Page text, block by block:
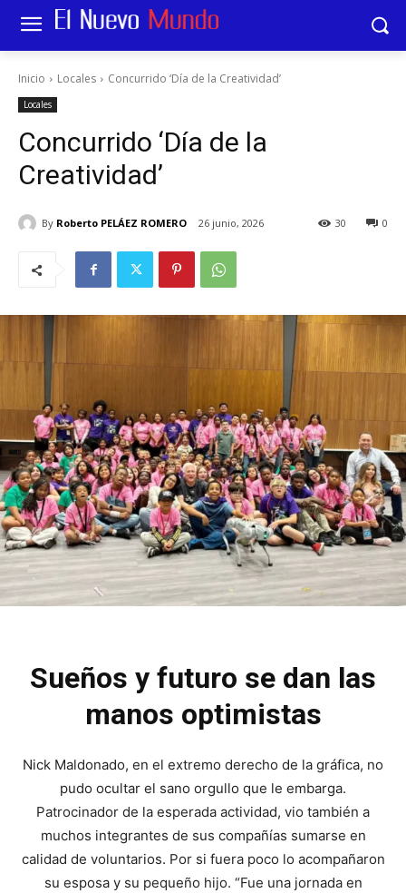
Inicio Locales Concurrido ‘Día de la Creatividad’
Locales
Concurrido ‘Día de la
Creatividad’
By Roberto PELÁEZ ROMERO 26 junio, 2026 0
30
Sueños y futuro se dan las
manos optimistas
Nick Maldonado, en el extremo derecho de la gráfica, no
pudo ocultar el sano orgullo que le embarga.
Patrocinador de la esperada actividad, vio también a
muchos integrantes de sus compañías sumarse en
calidad de voluntarios. Por si fuera poco lo acompañaron
su esposa y su pequeño hijo. “Fue una jornada en